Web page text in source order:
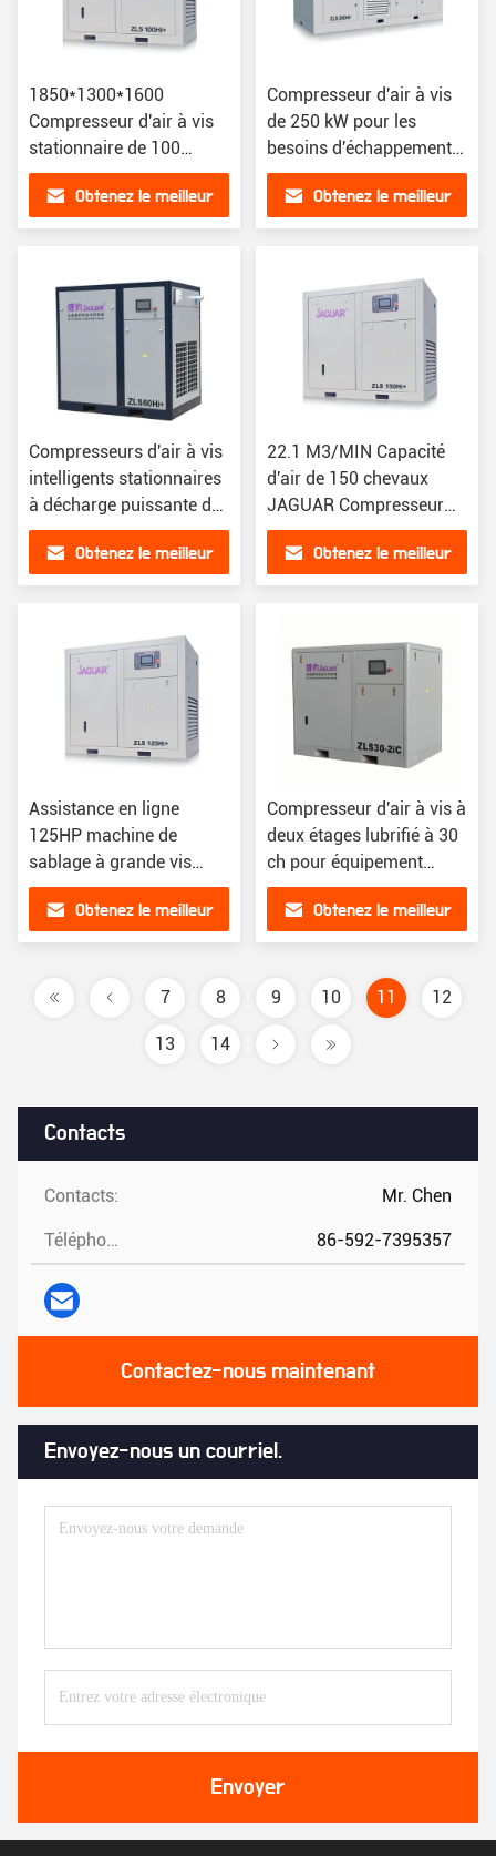
Contacts
Contacts: Mr. Chen
Téléphone: 86-592-7395357
Contactez-nous maintenant
Envoyez-nous un courriel.
Envoyer
1850*1300*1600
Compresseur d'air à vis
stationnaire de 100
chevaux avec une
excellente performance
Obtenez le meilleur
Compresseur d'air à vis
de 250 kW pour les
besoins d'échappement
lourds
Obtenez le meilleur
Compresseurs d'air à vis
intelligents stationnaires
à décharge puissante de
60 ch pour la
configuration
Obtenez le meilleur
22.1 M3/MIN Capacité
d'air de 150 chevaux
JAGUAR Compresseur
d'air à vis d'échappement
énergétique Puissant
Obtenez le meilleur
Assistance en ligne
125HP machine de
sablage à grande vis
compresseur d'air
Obtenez le meilleur
Compresseur d'air à vis à
deux étages lubrifié à 30
ch pour équipement
industriel
Obtenez le meilleur
7 8 9 10 11 12
13 14